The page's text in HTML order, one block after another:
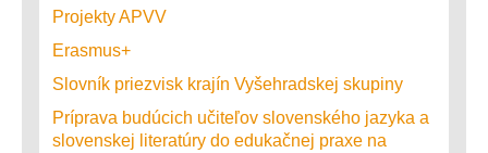
Projekty APVV
Erasmus+
Slovník priezvisk krajín Vyšehradskej skupiny
Príprava budúcich učiteľov slovenského jazyka a
slovenskej literatúry do edukačnej praxe na